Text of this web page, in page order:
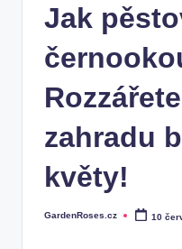
Jak
zahradu
květy!
Posted
GardenRoses.cz 10